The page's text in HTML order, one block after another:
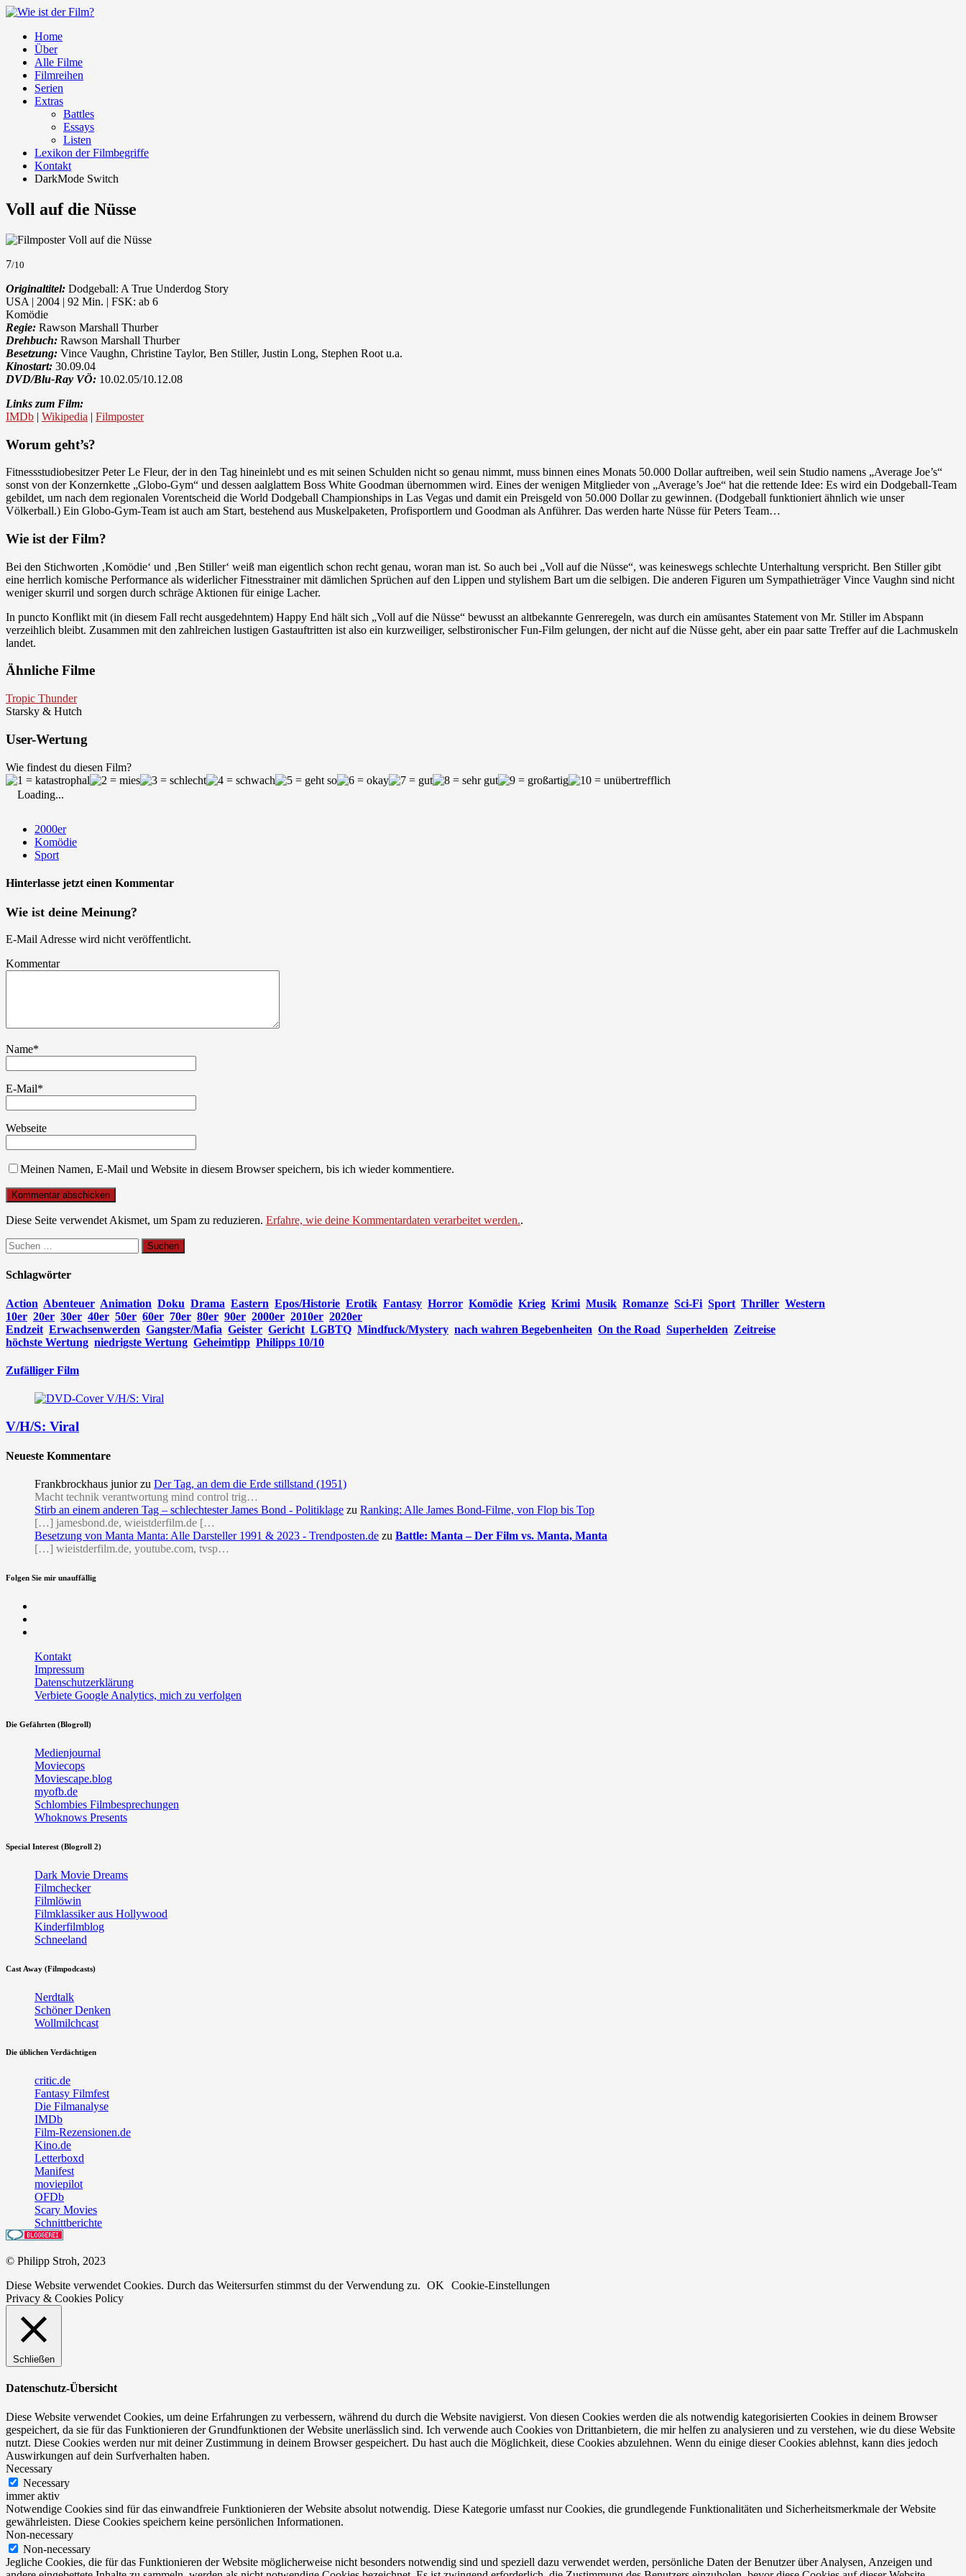
Home
Über
Alle Filme
Filmreihen
Serien
Extras
Battles
Essays
Listen
Lexikon der Filmbegriffe
Kontakt
DarkMode Switch
Voll auf die Nüsse
7/10
Originaltitel: Dodgeball: A True Underdog Story
USA | 2004 | 92 Min. | FSK: ab 6
Komödie
Regie: Rawson Marshall Thurber
Drehbuch: Rawson Marshall Thurber
Besetzung: Vince Vaughn, Christine Taylor, Ben Stiller, Justin Long, Stephen Root u.a.
Kinostart: 30.09.04
DVD/Blu-Ray VÖ: 10.02.05/10.12.08
Links zum Film:
IMDb | Wikipedia | Filmposter
Worum geht’s?
Fitnessstudiobesitzer Peter Le Fleur, der in den Tag hineinlebt und es mit seinen Schulden nicht so genau nimmt, muss binnen eines Monats 50.000 Dollar auftreiben, weil sein Studio namens „Average Joe’s“
sonst von der Konzernkette „Globo-Gym“ und dessen aalglattem Boss White Goodman übernommen wird. Eines der wenigen Mitglieder von „Average’s Joe“ hat die rettende Idee: Es wird ein Dodgeball-Team
gebildet, um nach dem regionalen Vorentscheid die World Dodgeball Championships in Las Vegas und damit ein Preisgeld von 50.000 Dollar zu gewinnen. (Dodgeball funktioniert ähnlich wie unser
Völkerball.) Ein Globo-Gym-Team ist auch am Start, bestehend aus Muskelpaketen, Profisportlern und Goodman als Anführer. Das werden harte Nüsse für Peters Team…
Wie ist der Film?
Bei den Stichworten ‚Komödie‘ und ‚Ben Stiller‘ weiß man eigentlich schon recht genau, woran man ist. So auch bei „Voll auf die Nüsse“, was keineswegs schlechte Unterhaltung verspricht. Ben Stiller gibt
eine herrlich komische Performance als widerlicher Fitnesstrainer mit dämlichen Sprüchen auf den Lippen und stylishem Bart um die selbigen. Die anderen Figuren um Sympathieträger Vince Vaughn sind nicht
weniger skurril und sorgen durch schräge Aktionen für einige Lacher.
In puncto Konflikt mit (in diesem Fall recht ausgedehntem) Happy End hält sich „Voll auf die Nüsse“ bewusst an altbekannte Genreregeln, was durch ein amüsantes Statement von Mr. Stiller im Abspann
verzeihlich bleibt. Zusammen mit den zahlreichen lustigen Gastauftritten ist also ein kurzweiliger, selbstironischer Fun-Film gelungen, der nicht auf die Nüsse geht, aber ein paar satte Treffer auf die Lachmuskeln
landet.
Ähnliche Filme
Tropic Thunder
Starsky & Hutch
User-Wertung
Wie findest du diesen Film?
Loading...
2000er
Komödie
Sport
Hinterlasse jetzt einen Kommentar
Wie ist deine Meinung?
E-Mail Adresse wird nicht veröffentlicht.
Kommentar
Name*
E-Mail*
Webseite
Meinen Namen, E-Mail und Website in diesem Browser speichern, bis ich wieder kommentiere.
Diese Seite verwendet Akismet, um Spam zu reduzieren. Erfahre, wie deine Kommentardaten verarbeitet werden..
Suchen
nach:
Schlagwörter
Action Abenteuer Animation Doku Drama Eastern Epos/Historie Erotik Fantasy Horror Komödie Krieg Krimi Musik Romanze Sci-Fi Sport Thriller Western
10er 20er 30er 40er 50er 60er 70er 80er 90er 2000er 2010er 2020er
Endzeit Erwachsenwerden Gangster/Mafia Geister Gericht LGBTQ Mindfuck/Mystery nach wahren Begebenheiten On the Road Superhelden Zeitreise
höchste Wertung niedrigste Wertung Geheimtipp Philipps 10/10
Zufälliger Film
V/H/S: Viral
Neueste Kommentare
Frankbrockhaus junior zu Der Tag, an dem die Erde stillstand (1951)
Macht technik verantwortung mind control trig…
Stirb an einem anderen Tag – schlechtester James Bond - Politiklage zu Ranking: Alle James Bond-Filme, von Flop bis Top
[…] jamesbond.de, wieistderfilm.de […
Besetzung von Manta Manta: Alle Darsteller 1991 & 2023 - Trendposten.de zu Battle: Manta – Der Film vs. Manta, Manta
[…] wieistderfilm.de, youtube.com, tvsp…
Folgen Sie mir unauffällig
Kontakt
Impressum
Datenschutzerklärung
Verbiete Google Analytics, mich zu verfolgen
Die Gefährten (Blogroll)
Medienjournal
Moviecops
Moviescape.blog
myofb.de
Schlombies Filmbesprechungen
Whoknows Presents
Special Interest (Blogroll 2)
Dark Movie Dreams
Filmchecker
Filmlöwin
Filmklassiker aus Hollywood
Kinderfilmblog
Schneeland
Cast Away (Filmpodcasts)
Nerdtalk
Schöner Denken
Wollmilchcast
Die üblichen Verdächtigen
critic.de
Fantasy Filmfest
Die Filmanalyse
IMDb
Film-Rezensionen.de
Kino.de
Letterboxd
Manifest
moviepilot
OFDb
Scary Movies
Schnittberichte
© Philipp Stroh, 2023
Diese Website verwendet Cookies. Durch das Weitersurfen stimmst du der Verwendung zu. OK
Cookie-Einstellungen
Privacy & Cookies Policy
Schließen
Datenschutz-Übersicht
Diese Website verwendet Cookies, um deine Erfahrungen zu verbessern, während du durch die Website navigierst. Von diesen Cookies werden die als notwendig kategorisierten Cookies in deinem Browser
gespeichert, da sie für das Funktionieren der Grundfunktionen der Website unerlässlich sind. Ich verwende auch Cookies von Drittanbietern, die mir helfen zu analysieren und zu verstehen, wie du diese Website
nutzt. Diese Cookies werden nur mit deiner Zustimmung in deinem Browser gespeichert. Du hast auch die Möglichkeit, diese Cookies abzulehnen. Wenn du einige dieser Cookies ablehnst, kann dies jedoch
Auswirkungen auf dein Surfverhalten haben.
Necessary
Necessary
immer aktiv
Notwendige Cookies sind für das einwandfreie Funktionieren der Website absolut notwendig. Diese Kategorie umfasst nur Cookies, die grundlegende Funktionalitäten und Sicherheitsmerkmale der Website
gewährleisten. Diese Cookies speichern keine persönlichen Informationen.
Non-necessary
Non-necessary
Jegliche Cookies, die für das Funktionieren der Website möglicherweise nicht besonders notwendig sind und speziell dazu verwendet werden, persönliche Daten der Benutzer über Analysen, Anzeigen und